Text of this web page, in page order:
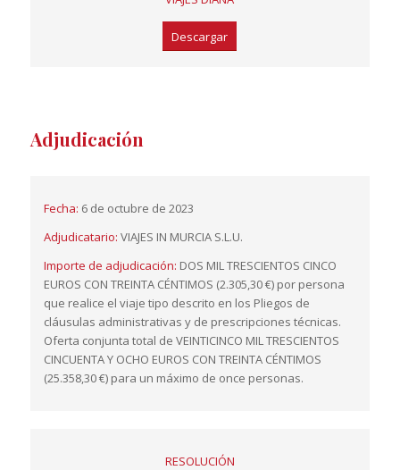
Descargar
Adjudicación
Fecha: 6 de octubre de 2023
Adjudicatario: VIAJES IN MURCIA S.L.U.
Importe de adjudicación: DOS MIL TRESCIENTOS CINCO
EUROS CON TREINTA CÉNTIMOS (2.305,30 €) por persona
que realice el viaje tipo descrito en los Pliegos de
cláusulas administrativas y de prescripciones técnicas.
Oferta conjunta total de VEINTICINCO MIL TRESCIENTOS
CINCUENTA Y OCHO EUROS CON TREINTA CÉNTIMOS
(25.358,30 €) para un máximo de once personas.
RESOLUCIÓN